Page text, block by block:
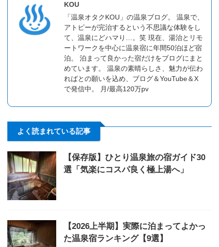
KOU
「温泉オタクKOU」の温泉ブログ。 温泉で、
アトピーが完治するという不思議な体験をし
て、温泉にどハマり…。笑 現在、湯治とリモ
ートワークを中心に温泉宿に年間50泊ほど宿
泊。 泊まって良かった宿だけをブログにまと
めています。 温泉の素晴らしさ、魅力が伝わ
ればとの願いを込め、ブログ＆YouTube＆X
で発信中。 月/最高120万pv
よく読まれている記事
【保存版】ひとり温泉旅の宿ガイド30
選「気楽にコスパ良く極上湯へ」
【2026上半期】実際に泊まってよかっ
た温泉宿ランキング【9選】